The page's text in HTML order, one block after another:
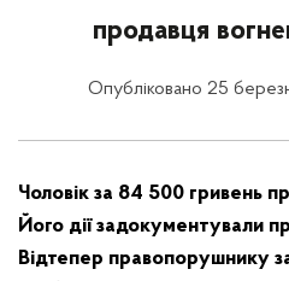
продавця
Опубліковано 25
Чоловік за 84 500 гривень
Його дії задокументували
Відтепер правопорушнику